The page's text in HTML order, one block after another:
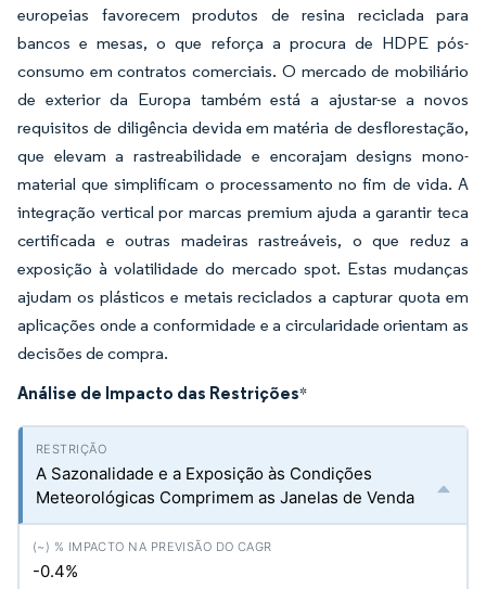
europeias favorecem produtos de resina reciclada para
bancos e mesas, o que reforça a procura de HDPE pós-
consumo em contratos comerciais. O mercado de mobiliário
de exterior da Europa também está a ajustar-se a novos
requisitos de diligência devida em matéria de desflorestação,
que elevam a rastreabilidade e encorajam designs mono-
material que simplificam o processamento no fim de vida. A
integração vertical por marcas premium ajuda a garantir teca
certificada e outras madeiras rastreáveis, o que reduz a
exposição à volatilidade do mercado spot. Estas mudanças
ajudam os plásticos e metais reciclados a capturar quota em
aplicações onde a conformidade e a circularidade orientam as
decisões de compra.
Análise de Impacto das Restrições*
A Sazonalidade e a Exposição às Condições
Meteorológicas Comprimem as Janelas de Venda
-0.4%